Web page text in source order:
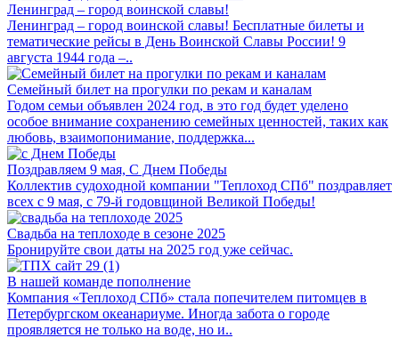
Ленинград – город воинской славы!
Ленинград – город воинской славы! Бесплатные билеты и
тематические рейсы в День Воинской Славы России! 9
августа 1944 года –..
Семейный билет на прогулки по рекам и каналам
Годом семьи объявлен 2024 год, в это год будет уделено
особое внимание сохранению семейных ценностей, таких как
любовь, взаимопонимание, поддержка...
Поздравляем 9 мая, С Днем Победы
Коллектив судоходной компании "Теплоход СПб" поздравляет
всех с 9 мая, с 79-й годовщиной Великой Победы!
Свадьба на теплоходе в сезоне 2025
Бронируйте свои даты на 2025 год уже сейчас.
В нашей команде пополнение
Компания «Теплоход СПб» стала попечителем питомцев в
Петербургском океанариуме. Иногда забота о городе
проявляется не только на воде, но и..